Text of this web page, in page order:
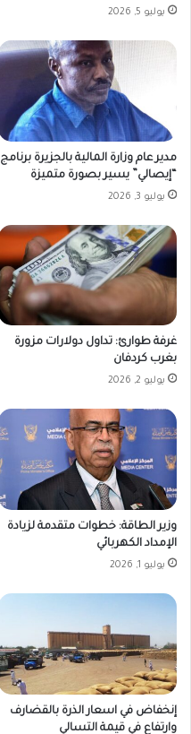
يوليو 5, 2026
مدير عام وزارة المالية بالجزيرة برنامج
“إيصالي” يسير بصورة متميزة
يوليو 3, 2026
غرفة طوارئ: تداول دولارات مزورة
بغرب كردفان
يوليو 2, 2026
وزير الطاقة: خطوات متقدمة لزيادة
الإمداد الكهربائي
يوليو 1, 2026
إنخفاض في اسعار الذرة بالقضارف
وارتفاع في قيمة التسالي